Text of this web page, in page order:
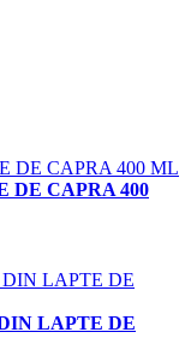
DE CAPRA 400
LAPTE DE